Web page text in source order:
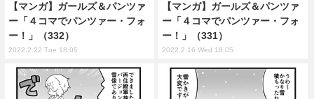
【マンガ】ガールズ＆パンツァ
ー「４コマでパンツァー・フォ
ー！」（332）
2022.2.22 Tue 18:05
【マンガ】ガールズ＆パンツァ
ー「４コマでパンツァー・フォ
ー！」（331）
2022.2.16 Wed 18:05